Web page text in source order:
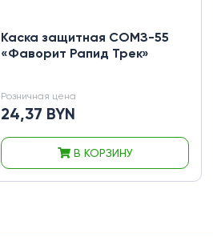
Каска защитная СОМЗ-55
«Фаворит Рапид Трек»
Розничная цена
24,37 BYN
В КОРЗИНУ